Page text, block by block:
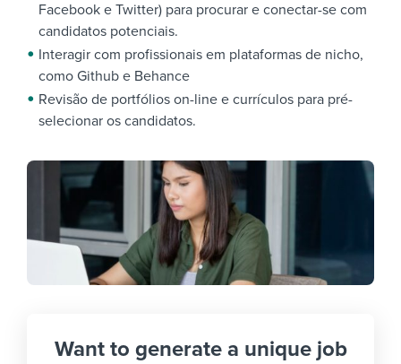
Facebook e Twitter) para procurar e conectar-se com
candidatos potenciais.
Interagir com profissionais em plataformas de nicho,
como Github e Behance
Revisão de portfólios on-line e currículos para pré-
selecionar os candidatos.
Want to generate a unique job